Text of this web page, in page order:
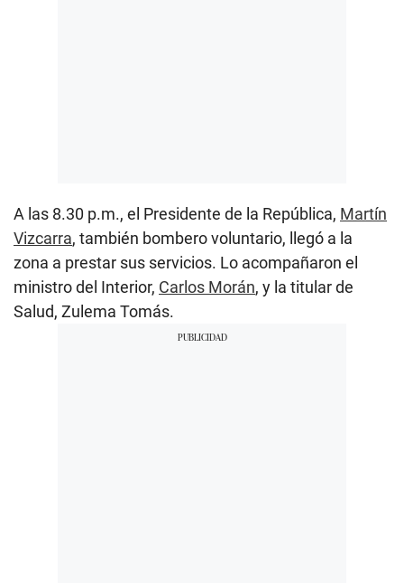
A las 8.30 p.m., el Presidente de la República, Martín
Vizcarra, también bombero voluntario, llegó a la
zona a prestar sus servicios. Lo acompañaron el
ministro del Interior, Carlos Morán, y la titular de
Salud, Zulema Tomás.